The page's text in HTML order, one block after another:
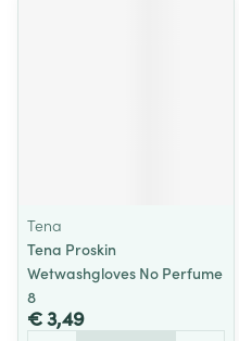
Tena
Tena Proskin
Wetwashgloves No Perfume
8
€ 3,49